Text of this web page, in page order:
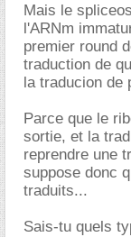
Mais le
l'ARNm
premier round
traduction de
la traducion de
Parce que le
sortie, et la
reprendre une
suppose donc
traduits...
Sais-tu quels